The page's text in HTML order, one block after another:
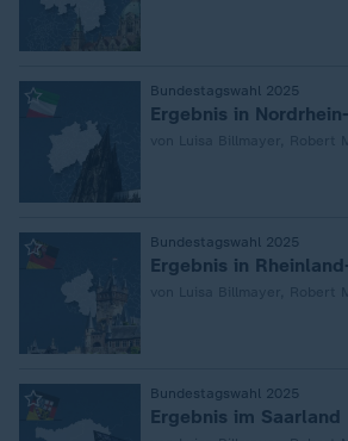
Bundestagswahl 2025
Ergebnis in
Bundestagswahl 2025
Ergebnis in
Bundestagswahl 2025
Ergebnis im Saarland